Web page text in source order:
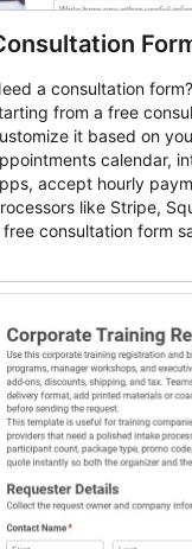
a consultation
from a free
it based on
calendar,
accept hourly
like Stripe,
free consultation form